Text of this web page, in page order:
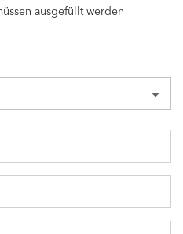
ausgefüllt werden